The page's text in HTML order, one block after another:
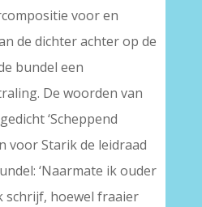
voor en
de dichter achter op de
bundel een
De woorden van
‘Scheppend
voor Starik de leidraad
‘Naarmate ik ouder
schrijf, hoewel fraaier